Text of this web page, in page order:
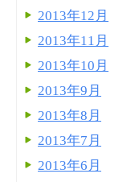
2013年12月
2013年11月
2013年10月
2013年9月
2013年8月
2013年7月
2013年6月